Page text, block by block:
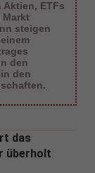
Aktien, ETFs
steigen
den
den
das
überholt